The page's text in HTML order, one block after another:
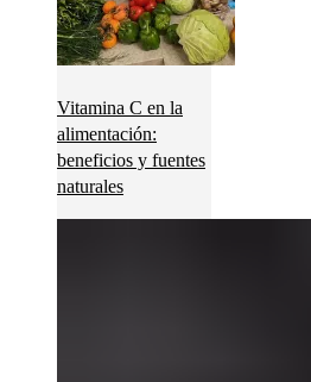
Vitamina C en la
alimentación:
beneficios y fuentes
naturales